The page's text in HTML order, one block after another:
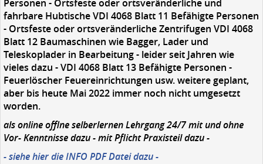
Personen - Ortsfeste oder ortsveränderliche und
fahrbare Hubtische VDI 4068 Blatt 11 Befähigte Personen
- Ortsfeste oder ortsveränderliche Zentrifugen VDI 4068
Blatt 12 Baumaschinen wie Bagger, Lader und
Teleskoplader in Bearbeitung - leider seit Jahren wie
vieles dazu - VDI 4068 Blatt 13 Befähigte Personen -
Feuerlöscher Feuereinrichtungen usw. weitere geplant,
aber bis heute Mai 2022 immer noch nicht umgesetzt
worden.
als online offlne selberlernen Lehrgang 24/7 mit und ohne
Vor- Kenntnisse dazu - mit Pflicht Praxisteil dazu -
- siehe hier die INFO PDF Datei dazu -